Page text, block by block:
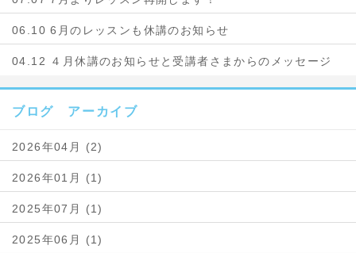
06.10 6月のレッスンも休講のお知らせ
04.12 ４月休講のお知らせと受講者さまからのメッセージ
ブログ アーカイブ
2026年04月 (2)
2026年01月 (1)
2025年07月 (1)
2025年06月 (1)